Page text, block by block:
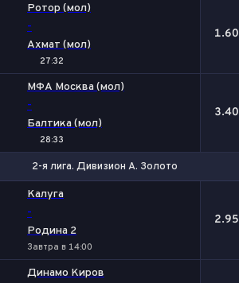
Ротор (мол)
-
Ахмат (мол)
27:32
1.60
МФА Москва (мол)
-
Балтика (мол)
28:33
3.40
2-я лига. Дивизион А. Золото
Калуга
-
Родина 2
Завтра в 14:00
2.95
Динамо Киров